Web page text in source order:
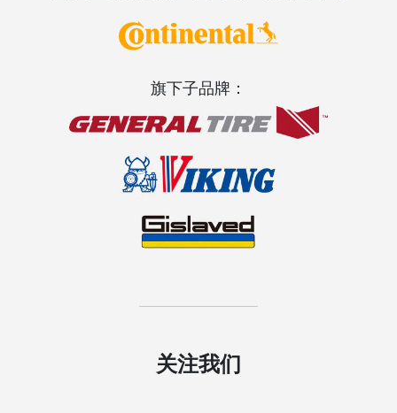
旗下子品牌：
关注我们